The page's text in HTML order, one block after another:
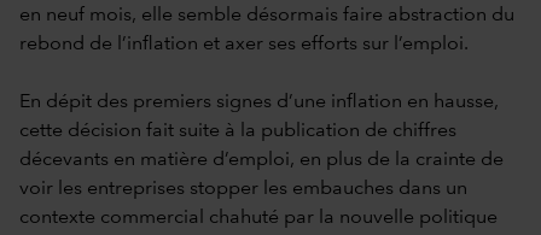
en neuf mois, elle semble désormais faire abstraction du
rebond de l’inflation et axer ses efforts sur l’emploi.
En dépit des premiers signes d’une inflation en hausse,
cette décision fait suite à la publication de chiffres
décevants en matière d’emploi, en plus de la crainte de
voir les entreprises stopper les embauches dans un
contexte commercial chahuté par la nouvelle politique